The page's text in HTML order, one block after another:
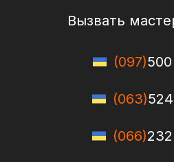
Вызвать
(097)
(063)
(066)